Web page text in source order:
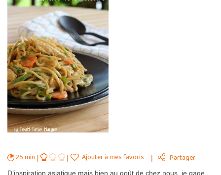
25 min Ajouter à mes favoris Partager
D’inspiration asiatique mais bien au goût de chez nous, je gage